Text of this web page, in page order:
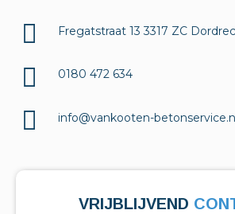
Fregatstraat 13 3317 ZC
0180 472 634
info@vankooten-
VRIJBLIJVEND